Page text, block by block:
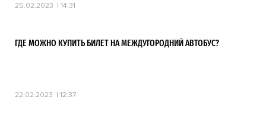
25.02.2023 14:31
ГДЕ МОЖНО КУПИТЬ БИЛЕТ НА МЕЖДУГОРОДНИЙ АВТОБУС?
22.02.2023 12:37